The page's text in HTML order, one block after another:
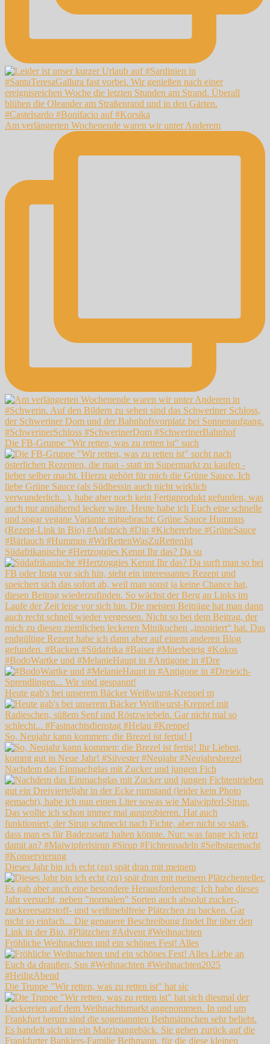
Am verlängerten Wochenende waren wir unter Anderem
Die FB-Gruppe "Wir retten, was zu retten ist" such
Südafrikanische #Hertzoggies Kennt Ihr das? Da su
#BodoWartke und #MelanieHaupt in #Antigone in #Dre
Heute gab's bei unserem Bäcker Weißwurst-Kreppel m
So, Neujahr kann kommen: die Brezel ist fertig! I
Nachdem das Einmachglas mit Zucker und jungen Fich
Dieses Jahr bin ich echt (zu) spät dran mit meinem
Fröhliche Weihnachten und ein schönes Fest! Alles
Die Truppe "Wir retten, was zu retten ist" hat sic